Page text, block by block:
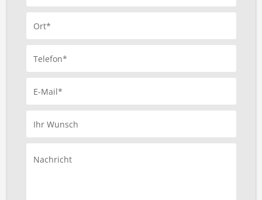
Ort*
Telefon*
E-Mail*
Ihr Wunsch
Nachricht